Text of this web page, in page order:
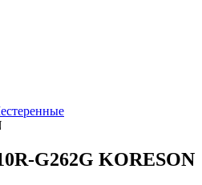
G262G KORESON